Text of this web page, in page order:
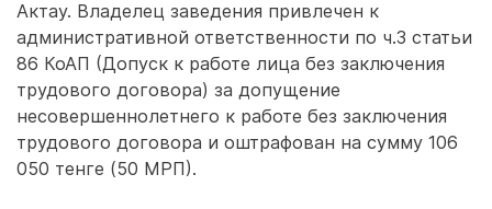
Актау. Владелец заведения привлечен к
административной ответственности по ч.3 статьи
86 КоАП (Допуск к работе лица без заключения
трудового договора) за допущение
несовершеннолетнего к работе без заключения
трудового договора и оштрафован на сумму 106
050 тенге (50 МРП).